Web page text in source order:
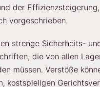
der
vorgeschrieben.
strenge Sicherheits-
die von allen
müssen. Verstöße
kostspieligen